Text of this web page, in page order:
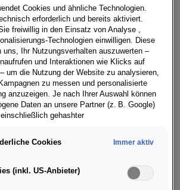
400 Euro pro erzielten
Stiftung OlympiaNachwuchs.
Cup 2025 wird am 6. und 7.
beim VfB Stuttgart ausgetragen.
spielt ein internationales
ein abwechslungsreiches
an dem Turnierwochenende. Auch
Cookies und ähnliche Technologien.
erforderlich und bereits aktiviert.
freiwillig in den Einsatz von Analyse ,
Technologien einwilligen. Diese
uns, Ihr Nutzungsverhalten auszuwerten –
und Interaktionen wie Klicks auf
um die Nutzung der Website zu analysieren,
zu messen und personalisierte
anzuzeigen. Je nach Ihrer Auswahl können
Daten an unsere Partner (z. B. Google)
gehashter
oder Telefonnummer).
Ireland Ltd., die personenbezogene Daten an
USA weiterleiten kann. In den USA besteht
Cookies Immer aktiv
(inkl. US-Anbieter)